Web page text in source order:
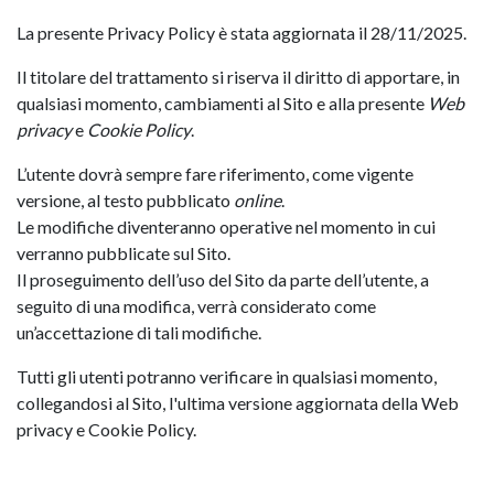
La presente Privacy Policy è stata aggiornata il 28/11/2025.
Il titolare del trattamento si riserva il diritto di apportare, in
qualsiasi momento, cambiamenti al Sito e alla presente Web
privacye Cookie Policy.
L’utente dovrà sempre fare riferimento, come vigente
versione, al testo pubblicato online.
Le modifiche diventeranno operative nel momento in cui
verranno pubblicate sul Sito.
Il proseguimento dell’uso del Sito da parte dell’utente, a
seguito di una modifica, verrà considerato come
un’accettazione di tali modifiche.
Tutti gli utenti potranno verificare in qualsiasi momento,
collegandosi al Sito, l'ultima versione aggiornata della Web
privacy e Cookie Policy.